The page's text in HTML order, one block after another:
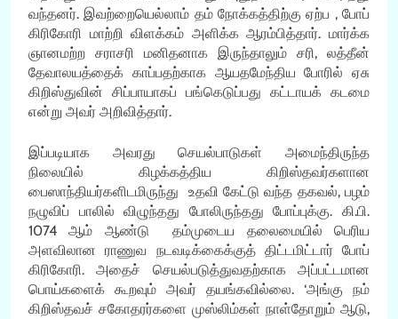
வந்தனர். இவற்றையெல்லாம் தம் நோக்கத்திற்கு ஏற்ப , போப்
கிரிகோரி மாற்றி விளக்கம் அளிக்க ஆரம்பித்தார். மார்க்க
ஞானமற்ற சராசரி மனிதனாக இருந்தாலும் சரி, லத்தீன்
தேவாலயத்தைக் காப்பதற்காக ஆயதமேந்திய போரில் ஏசு
கிறிஸ்துவின் சிப்பாயாகப் பங்கெடுப்பது கட்டாயக் கடமை
என்று அவர் அறிவித்தார்.
இப்படியாக அவரது செயல்பாடுகள் அமைந்திருந்த
நிலையில் கிழக்கத்திய கிறிஸ்தவர்களான
பைஸாந்தியர்களிடமிருந்து உதவி கேட்டு வந்த தகவல், பழம்
நழுவிப் பாலில் விழுந்தது போலிருந்தது போப்புக்கு. கி.பி.
1074 ஆம் ஆண்டு தம்முடைய தலைமையில் பெரிய
அளவிலான ராணுவ நடவடிக்கைக்குத் திட்டமிட்டார் போப்
கிரிகோரி. அதைச் செயல்படுத்துவதற்காக அப்பட்டமான
பொய்களைக் கூறவும் அவர் தயங்கவில்லை. ‘அங்கு நம்
கிறிஸ்தவச் சகோதரர்களை முஸ்லிம்கள் நாள்தோறும் ஆடு,